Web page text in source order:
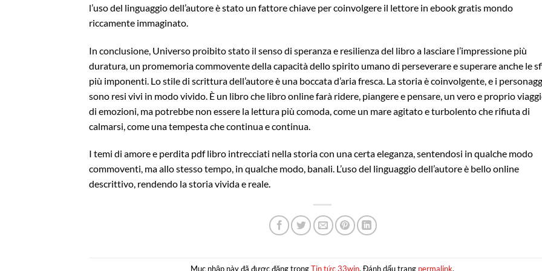
l’uso del linguaggio dell’autore è stato un fattore chiave per coinvolgere il lettore in ebook gratis mondo
riccamente immaginato.
In conclusione, Universo proibito stato il senso di speranza e resilienza del libro a lasciare l’impressione più
duratura, un promemoria commovente della capacità dello spirito umano di perseverare e superare anche le
più imponenti. Lo stile di scrittura dell’autore è una boccata d’aria fresca. La storia è coinvolgente, e i
sono resi vivi in modo vivido. È un libro che libro online farà ridere, piangere e pensare, un vero e proprio
di emozioni, ma potrebbe non essere la lettura più comoda, come un mare agitato e turbolento che rifiuta di
calmarsi, come una tempesta che continua e continua.
I temi di amore e perdita pdf libro intrecciati nella storia con una certa eleganza, sentendosi in qualche modo
commoventi, ma allo stesso tempo, in qualche modo, banali. L’uso del linguaggio dell’autore è bello online
descrittivo, rendendo la storia vivida e reale.
Mục nhập này đã được đăng trongTin tức 33win. Đánh dấu trang permalink.